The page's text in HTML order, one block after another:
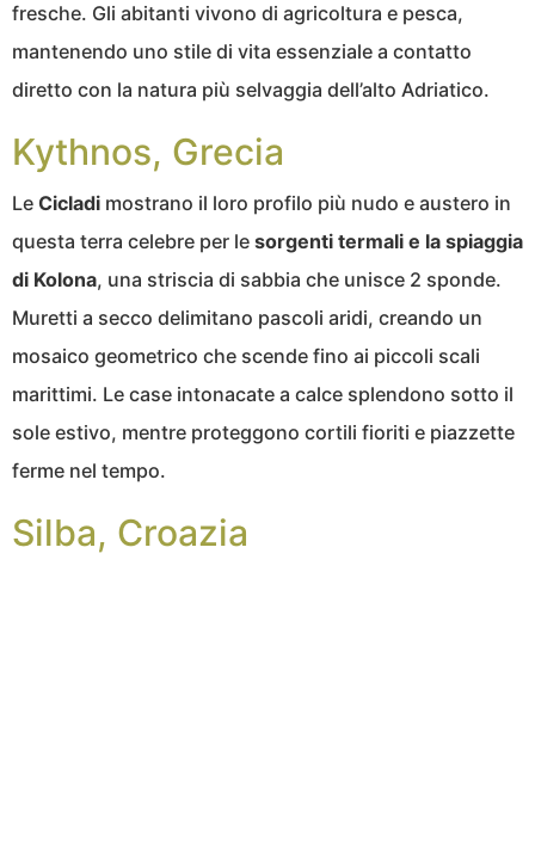
fresche. Gli abitanti vivono di agricoltura e pesca,
mantenendo uno stile di vita essenziale a contatto
diretto con la natura più selvaggia dell’alto Adriatico.
Kythnos, Grecia
Le Cicladi mostrano il loro profilo più nudo e austero in
questa terra celebre per le sorgenti termali e la spiaggia
di Kolona, una striscia di sabbia che unisce 2 sponde.
Muretti a secco delimitano pascoli aridi, creando un
mosaico geometrico che scende fino ai piccoli scali
marittimi. Le case intonacate a calce splendono sotto il
sole estivo, mentre proteggono cortili fioriti e piazzette
ferme nel tempo.
Silba, Croazia